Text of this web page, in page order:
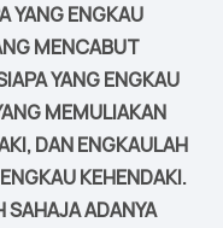
YANG ENGKAU
MENCABUT
YANG ENGKAU
MEMULIAKAN
DAN ENGKAULAH
KEHENDAKI.
SAHAJA ADANYA